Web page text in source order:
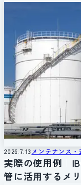
2026.7.13 メンテナンス
実際の使用例｜
管に活用するメ